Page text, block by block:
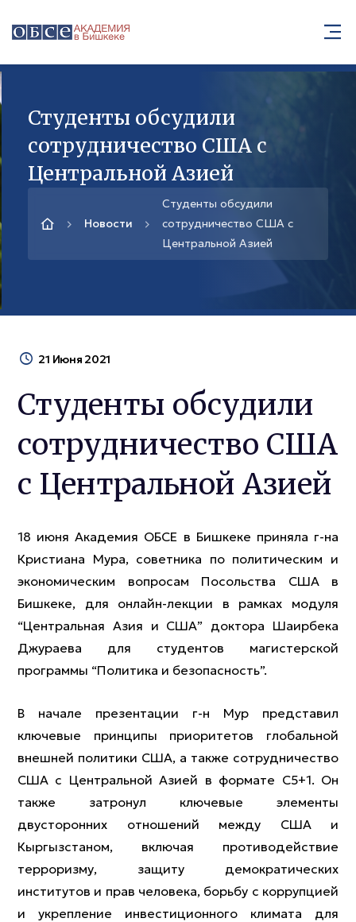
Студенты обсудили
сотрудничество США с
Центральной Азией
Новости
Студенты обсудили
сотрудничество США с
Центральной Азией
21 Июня 2021
Студенты обсудили
сотрудничество США
с Центральной Азией
18 июня Академия ОБСЕ в Бишкеке приняла г-на
Кристиана Мура, советника по политическим и
экономическим вопросам Посольства США в
Бишкеке, для онлайн-лекции в рамках модуля
“Центральная Азия и США” доктора Шаирбека
Джураева для студентов магистерской
программы “Политика и безопасность”.
В начале презентации г-н Мур представил
ключевые принципы приоритетов глобальной
внешней политики США, а также сотрудничество
США с Центральной Азией в формате С5+1. Он
также затронул ключевые элементы
двусторонних отношений между США и
Кыргызстаном, включая противодействие
терроризму, защиту демократических
институтов и прав человека, борьбу с коррупцией
и укрепление инвестиционного климата для